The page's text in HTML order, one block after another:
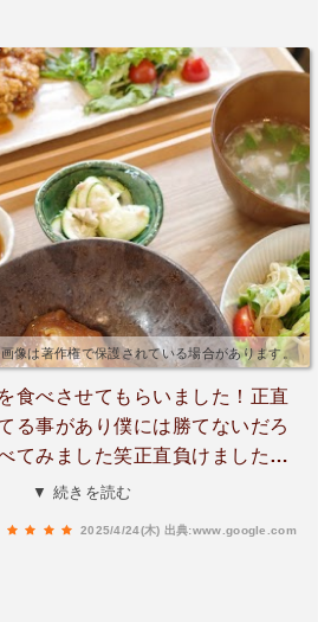
画像は著作権で保護されている場合があります。
食べさせてもらいました！正直
る事があり僕には勝てないだろ
てみました笑正直負けました美
しかもデカイ‼️結構僕は人より
▼ 続きを読む
2025/4/24(木) 出典:www.google.com